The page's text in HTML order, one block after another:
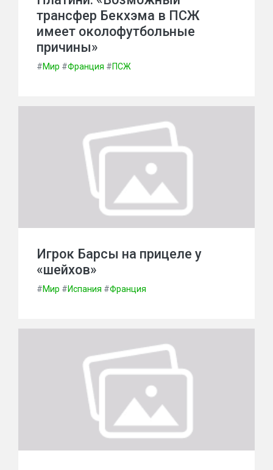
трансфер Бекхэма в ПСЖ
имеет околофутбольные
причины»
#Мир #Франция #ПСЖ
Игрок Барсы на прицеле у
«шейхов»
#Мир #Испания #Франция